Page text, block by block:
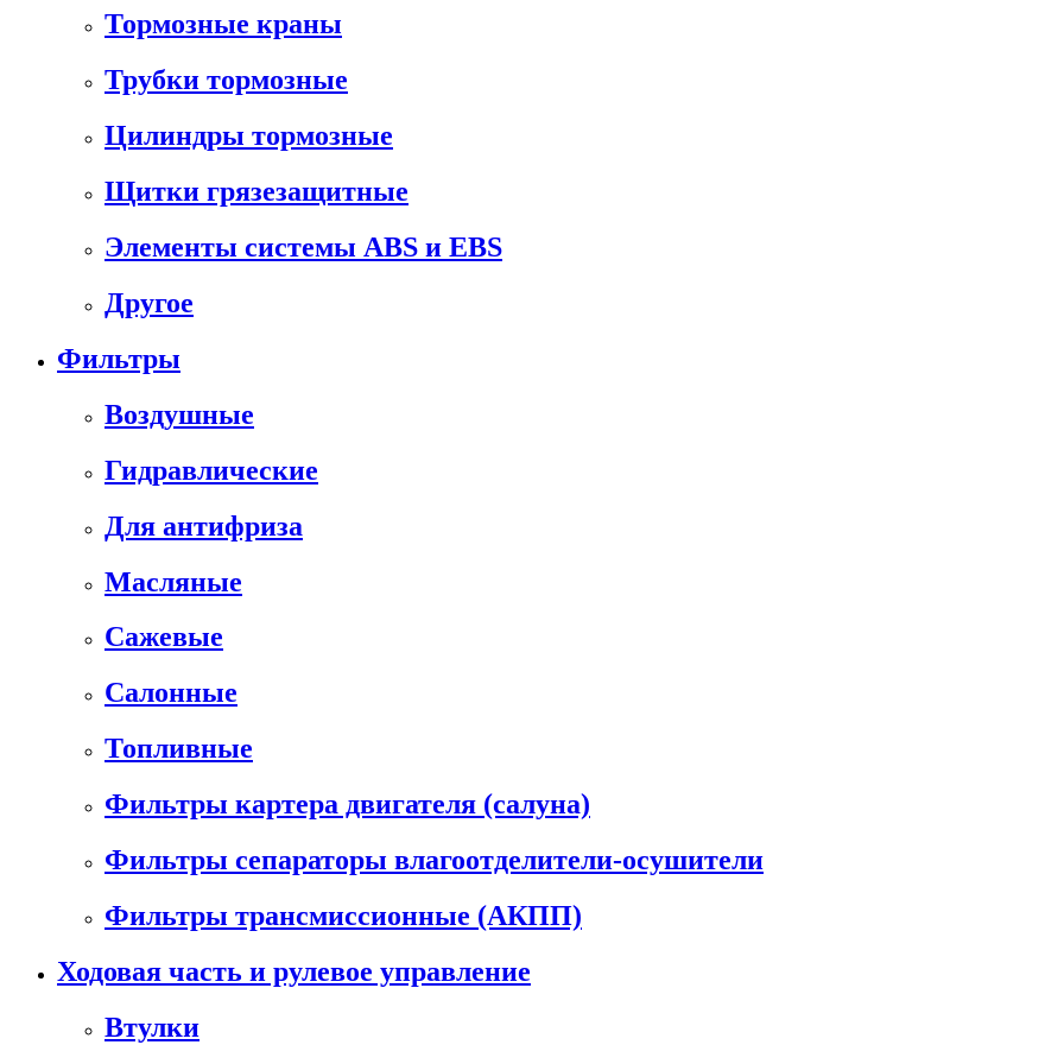
Тормозные краны
Трубки тормозные
Цилиндры тормозные
Щитки грязезащитные
Элементы системы ABS и EBS
Другое
Фильтры
Воздушные
Гидравлические
Для антифриза
Масляные
Сажевые
Салонные
Топливные
Фильтры картера двигателя (салуна)
Фильтры сепараторы влагоотделители-осушители
Фильтры трансмиссионные (АКПП)
Ходовая часть и рулевое управление
Втулки